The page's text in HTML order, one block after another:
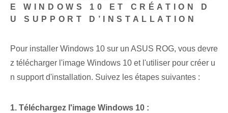
E WINDOWS 10 ‌ET CRÉATION D
U SUPPORT D’INSTALLATION
Pour installer Windows 10 sur un ASUS ROG, vous devre
z télécharger l'image Windows 10 et l'utiliser pour créer u
n support d'installation. Suivez les étapes suivantes :
1. Téléchargez l'image Windows 10 :